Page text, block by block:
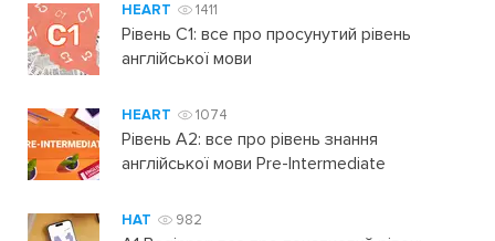
HEART 1411
Рівень C1: все про просунутий рівень
англійської мови
HEART 1074
Рівень А2: все про рівень знання
англійської мови Pre-Intermediate
HAT 982